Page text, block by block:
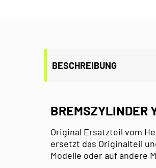
BESCHREIBUNG
BREMSZYLINDER
Original Ersatzteil vom
ersetzt das Originalteil
Modelle oder auf andere